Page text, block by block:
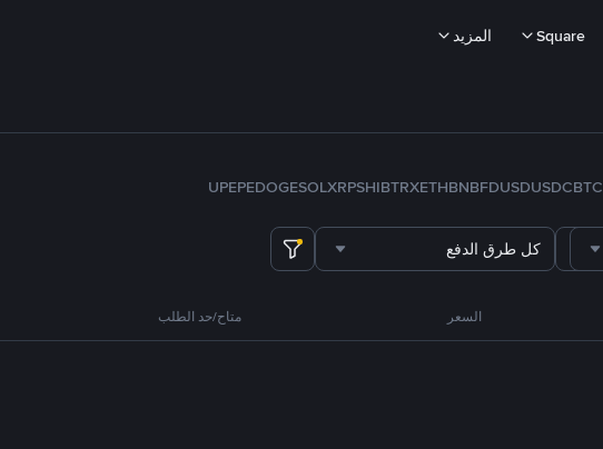
Square المزيد
BTC
USDC
FDUSD
BNB
ETH
TRX
SHIB
XRP
SOL
DOGE
PEPE
U
كل طرق الدفع
السعر متاح/حد الطلب